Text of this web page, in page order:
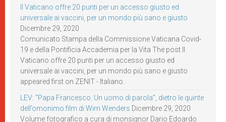
Il Vaticano offre 20 punti per un accesso giusto ed
universale ai vaccini, per un mondo più sano e giusto
Dicembre 29, 2020
Comunicato Stampa della Commissione Vaticana Covid-
19 e della Pontificia Accademia per la Vita The post Il
Vaticano offre 20 punti per un accesso giusto ed
universale ai vaccini, per un mondo più sano e giusto
appeared first on ZENIT - Italiano.
LEV: “Papa Francesco. Un uomo di parola”, dietro le quinte
dell’omonimo film di Wim Wenders Dicembre 29, 2020
Volume fotografico a cura di monsignor Dario Edoardo